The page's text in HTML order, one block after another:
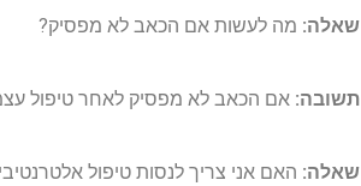
שאלה: מה לעשות אם הכאב לא מפסיק?
תשובה: אם הכאב לא מפסיק לאחר טיפול
שאלה: האם אני צריך לנסות טיפול